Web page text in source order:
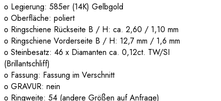
o Legierung: 585er (14K) Gelbgold
o Oberfläche: poliert
o Ringschiene Rückseite B / H: ca. 2,60 / 1,10 mm
o Ringschiene Vorderseite B / H: 12,7 mm / 1,6 mm
o Steinbesatz: 46 x Diamanten ca. 0,12ct. TW/SI
(Brillantschliff)
o Fassung: Fassung im Verschnitt
o GRAVUR: nein
o Ringweite: 54 (andere Größen auf Anfrage)